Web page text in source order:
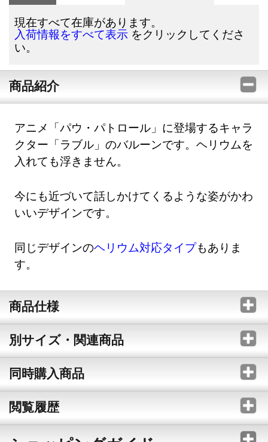
現在すべて在庫があります。
入荷情報をすべて表示 をクリックしてくださ
い。
商品紹介
アニメ「パウ・パトロール」に登場するキャラ
クター「ラブル」のバルーンです。ヘリウムを
入れても浮きません。
今にも近づいて話しかけてくるような姿がかわ
いいデザインです。
同じデザインのヘリウム対応タイプもありま
す。
商品仕様
別サイズ・関連商品
同時購入商品
閲覧履歴